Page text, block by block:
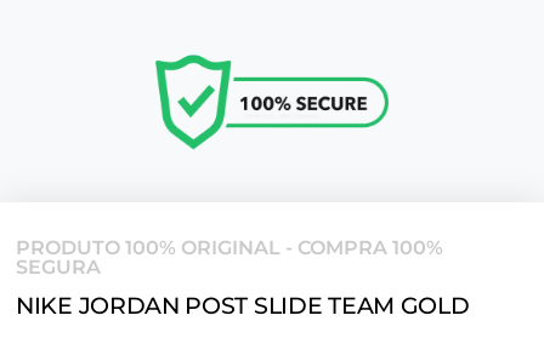
PRODUTO 100% ORIGINAL - COMPRA 100%
SEGURA
NIKE JORDAN POST SLIDE TEAM GOLD